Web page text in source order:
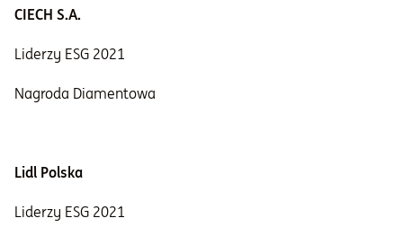
CIECH S.A.
Liderzy ESG 2021
Nagroda Diamentowa
Lidl Polska
Liderzy ESG 2021